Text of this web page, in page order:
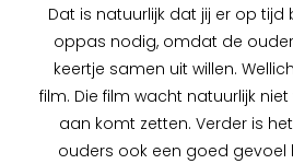
Dat is natuurlijk dat jij er op tijd
oppas nodig, omdat de
keertje samen uit willen.
film. Die film wacht natuurlijk
aan komt zetten. Verder is
ouders ook een goed gevoel